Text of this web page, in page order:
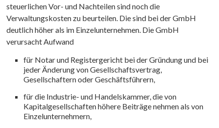
steuerlichen Vor- und Nachteilen sind noch die
Verwaltungskosten zu beurteilen. Die sind bei der GmbH
deutlich höher als im Einzelunternehmen. Die GmbH
verursacht Aufwand
für Notar und Registergericht bei der Gründung und bei
jeder Änderung von Gesellschaftsvertrag,
Gesellschaftern oder Geschäftsführern,
für die Industrie- und Handelskammer, die von
Kapitalgesellschaften höhere Beiträge nehmen als von
Einzelunternehmern,